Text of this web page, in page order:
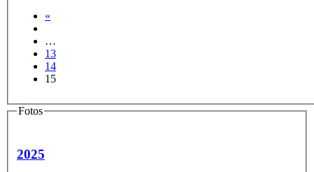
«
…
13
14
15
Fotos
2025